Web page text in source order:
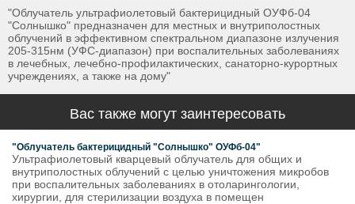
"Облучатель ультрафиолетовый бактерицидный ОУФб-04
"Солнышко" предназначен для местных и внутриполостных
облучений в эффективном спектральном диапазоне излучения
205-315нм (УФС-диапазон) при воспалительных заболеваниях
в лечебных, лечебно-профилактических, санаторно-курортных
учреждениях, а также на дому"
Вас также могут заинтересовать
"Облучатель бактерицидный "Солнышко" ОУФб-04"
Ультрафиолетовый кварцевый облучатель для общих и
внутриполостных облучений с целью уничтожения микробов
при воспалительных заболеваниях в отоларингологии,
хирургии, для стерилизации воздуха в помещен